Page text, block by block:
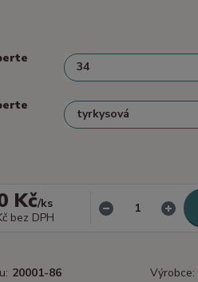
Kč/ks
bez DPH
20001-86 Výrobce: